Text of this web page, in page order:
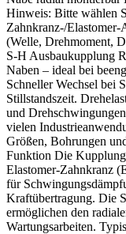
Hinweis: Bitte wählen
Zahnkranz-/
(Welle, Drehmoment,
S-H Ausbaukupplung
Naben – ideal bei
Schneller Wechsel bei
Stillstandszeit.
und
vielen
Größen, Bohrungen
Funktion Die Kupplung
Elastomer-Zahnkranz
für
Kraftübertragung. Die
ermöglichen den
Wartungsarbeiten.